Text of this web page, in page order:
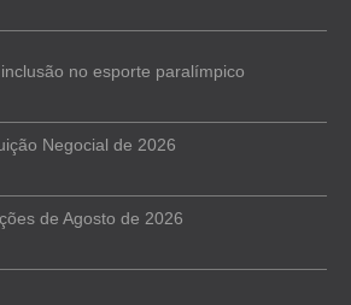
no esporte paralímpico
Negocial de 2026
de Agosto de 2026